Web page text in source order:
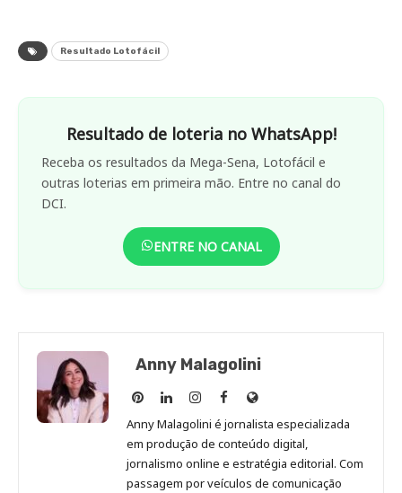
Resultado Lotofácil
Resultado de loteria no WhatsApp!
Receba os resultados da Mega-Sena, Lotofácil e
outras loterias em primeira mão. Entre no canal do
DCI.
ENTRE NO CANAL
Anny Malagolini
Anny
Malagolini
no
Pinterest
Anny
Malagolini
no
LinkedIn
Anny
Malagolini
no
Instagram
Anny
Malagolini
no
Facebook
Site
de
Anny
Malagolini
Anny Malagolini é jornalista especializada
em produção de conteúdo digital,
jornalismo online e estratégia editorial. Com
passagem por veículos de comunicação